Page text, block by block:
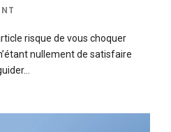
risque de vous choquer
nullement de satisfaire